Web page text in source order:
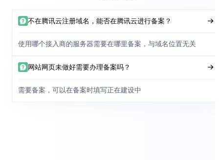
不在腾讯云注册域名，能否在腾讯云进行备案？
使用哪个接入商的服务器需要在哪里备案，与域名位置无关
网站网页未做好需要办理备案吗？
需要备案，可以在备案时填写正在建设中